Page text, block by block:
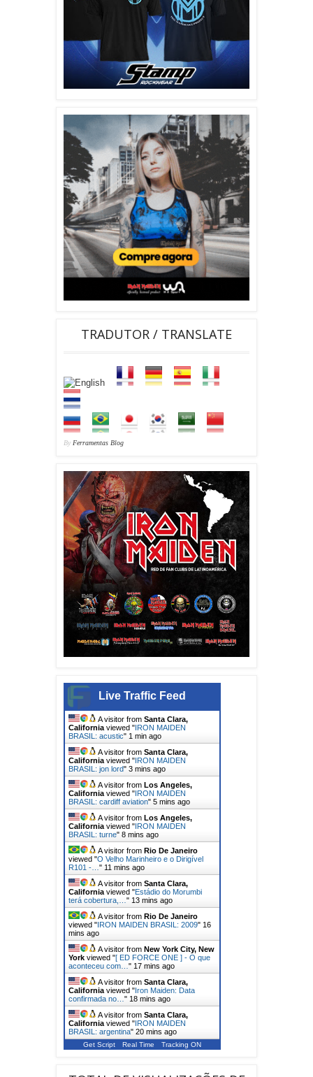
TRADUTOR / TRANSLATE
By Ferramentas Blog
Live Traffic Feed
A visitor from Santa Clara,
California viewed "IRON MAIDEN
BRASIL: acustic" 1 min ago
A visitor from Santa Clara,
California viewed "IRON MAIDEN
BRASIL: jon lord" 3 mins ago
A visitor from Los Angeles,
California viewed "IRON MAIDEN
BRASIL: cardiff aviation" 5 mins ago
A visitor from Los Angeles,
California viewed "IRON MAIDEN
BRASIL: turne" 8 mins ago
A visitor from Rio De Janeiro
viewed "O Velho Marinheiro e o Dirigível
R101 -… " 11 mins ago
A visitor from Santa Clara,
California viewed "Estádio do Morumbi
terá cobertura,… " 13 mins ago
A visitor from Rio De Janeiro
viewed "IRON MAIDEN BRASIL: 2009" 16
mins ago
A visitor from New York City, New
York viewed "[ ED FORCE ONE ] - O que
aconteceu com… " 17 mins ago
A visitor from Santa Clara,
California viewed "Iron Maiden: Data
confirmada no… " 18 mins ago
A visitor from Santa Clara,
California viewed "IRON MAIDEN
BRASIL: argentina" 20 mins ago
Get Script Real Time Tracking ON